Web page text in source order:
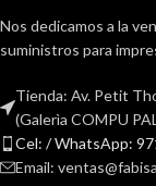
Nos dedicamos a la
suministros para
Tienda: Av. Petit
(Galerìa COMPU
Cel: / WhatsApp:
Email: